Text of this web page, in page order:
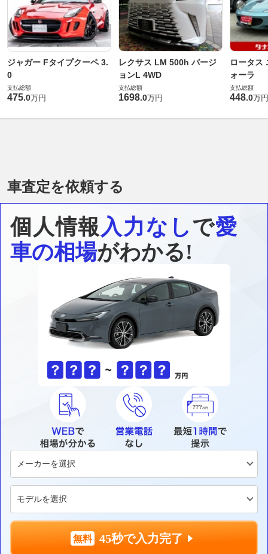
ジャガー Fタイプクーペ 3.
0
支払総額
475.0万円
レクサス LM 500h バージ
ョンL 4WD
支払総額
1698.0万円
ロータス
ォーラ
支払総額
448.0万円
車査定を依頼する
個人情報入力なしで愛
車の相場がわかる!
45秒で入力完了